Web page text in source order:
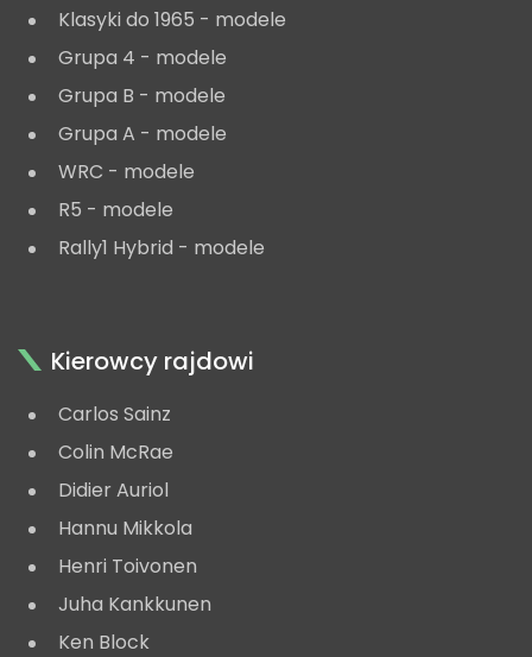
Klasyki do 1965 - modele
Grupa 4 - modele
Grupa B - modele
Grupa A - modele
WRC - modele
R5 - modele
Rally1 Hybrid - modele
Kierowcy rajdowi
Carlos Sainz
Colin McRae
Didier Auriol
Hannu Mikkola
Henri Toivonen
Juha Kankkunen
Ken Block